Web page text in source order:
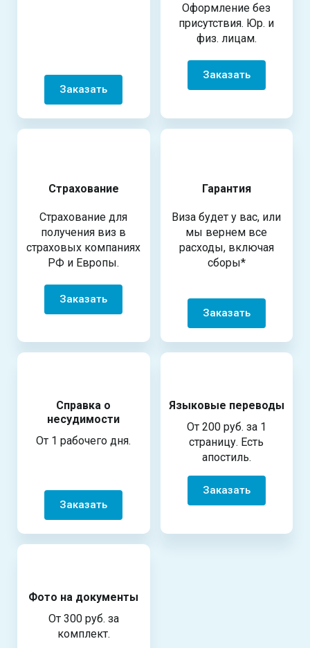
Заказать
Оформление без
присутствия. Юр. и
физ. лицам.
Заказать
Страхование
Страхование для
получения виз в
страховых компаниях
РФ и Европы.
Заказать
Гарантия
Виза будет у вас, или
мы вернем все
расходы, включая
сборы*
Заказать
Справка о
несудимости
От 1 рабочего дня.
Заказать
Языковые переводы
От 200 руб. за 1
страницу. Есть
апостиль.
Заказать
Фото на документы
От 300 руб. за
комплект.